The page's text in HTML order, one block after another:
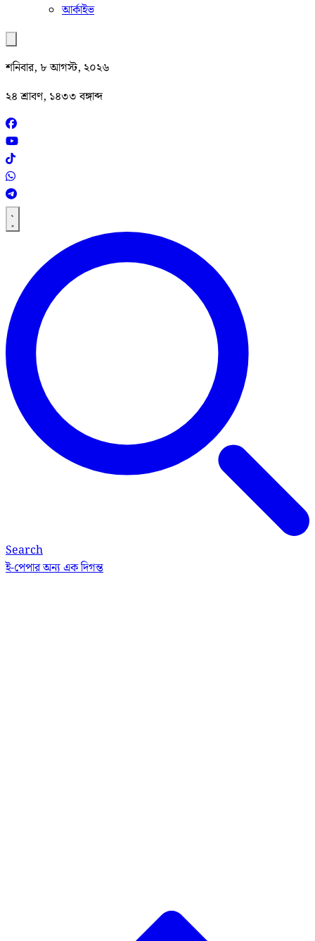
আর্কাইভ
শনিবার, ৮ আগস্ট, ২০২৬
২৪ শ্রাবণ, ১৪৩৩ বঙ্গাব্দ
Search
ই-পেপারঅন্য এক দিগন্ত